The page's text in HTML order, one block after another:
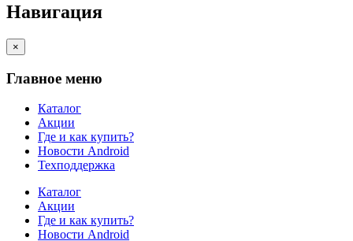
Навигация
×
Главное меню
Каталог
Акции
Где и как купить?
Новости Android
Техподдержка
Каталог
Акции
Где и как купить?
Новости Android